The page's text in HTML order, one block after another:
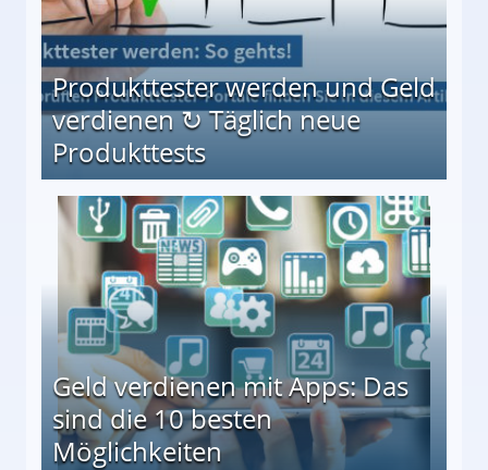
Produkttester werden und Geld
verdienen ↻ Täglich neue
Produkttests
↻ Täglich neue Produkttests
Geld verdienen mit Apps: Das
sind die 10 besten
Möglichkeiten